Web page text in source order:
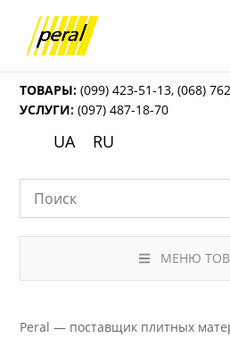
ТОВАРЫ: (099) 423-51-13,(068)
УСЛУГИ: (097) 487-18-70
UA RU
МЕНЮ
Peral — поставщик плитных